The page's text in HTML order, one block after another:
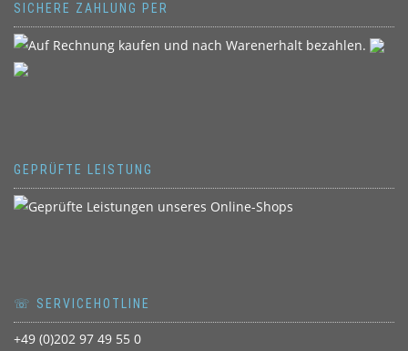
SICHERE ZAHLUNG PER
GEPRÜFTE LEISTUNG
☏ SERVICEHOTLINE
+49 (0)202 97 49 55 0